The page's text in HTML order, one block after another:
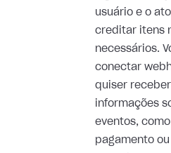
usuário e o
creditar itens
necessários.
conectar
quiser receber
informações
eventos, como
pagamento ou